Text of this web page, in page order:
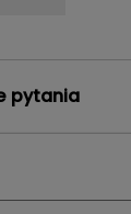
pytania